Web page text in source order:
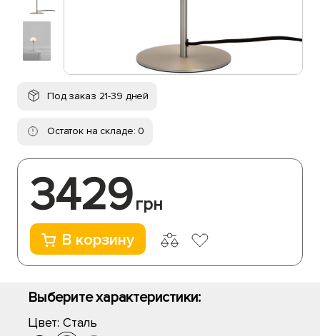
Под заказ 21-39 дней
Остаток на складе: 0
3429грн
В корзину
Выберите характеристики:
Цвет: Сталь